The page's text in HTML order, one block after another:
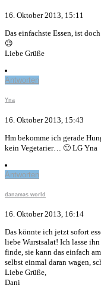
16. Oktober 2013, 15:11
Das einfachste Essen, ist
😉
Liebe Grüße
Antworten
Yna
16. Oktober 2013, 15:43
Hm bekomme ich gerade
kein Vegetarier… 🙂 LG Yna
Antworten
danamas world
16. Oktober 2013, 16:14
Das könnte ich jetzt sofort
liebe Wurstsalat! Ich lasse
finde, sie kann das einfach
selbst einmal daran wagen,
Liebe Grüße,
Dani